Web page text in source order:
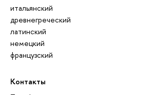
итальянский
древнегреческий
латинский
немецкий
французский
Контакты